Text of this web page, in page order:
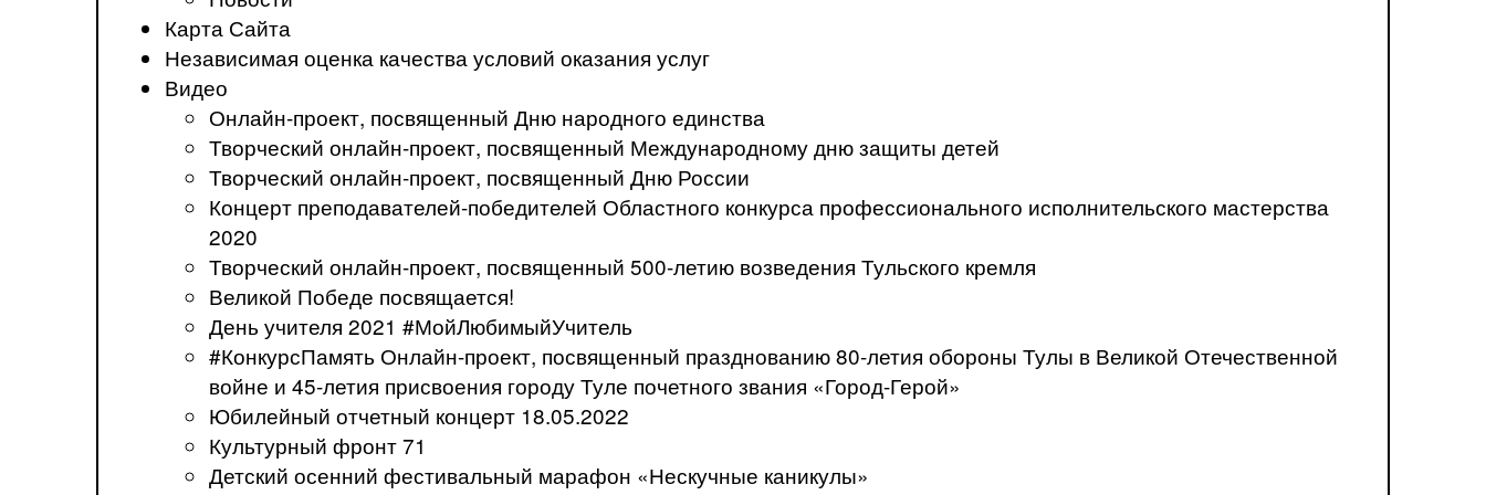
Карта Сайта
Независимая оценка качества условий оказания услуг
Видео
Онлайн-проект, посвященный Дню народного единства
Творческий онлайн-проект, посвященный Международному дню защиты детей
Творческий онлайн-проект, посвященный Дню России
Концерт преподавателей-победителей Областного конкурса профессионального исполнительского мастерства
2020
Творческий онлайн-проект, посвященный 500-летию возведения Тульского кремля
Великой Победе посвящается!
День учителя 2021 #МойЛюбимыйУчитель
#КонкурсПамять Онлайн-проект, посвященный празднованию 80-летия обороны Тулы в Великой Отечественной
войне и 45-летия присвоения городу Туле почетного звания «Город-Герой»
Юбилейный отчетный концерт 18.05.2022
Культурный фронт 71
Детский осенний фестивальный марафон «Нескучные каникулы»